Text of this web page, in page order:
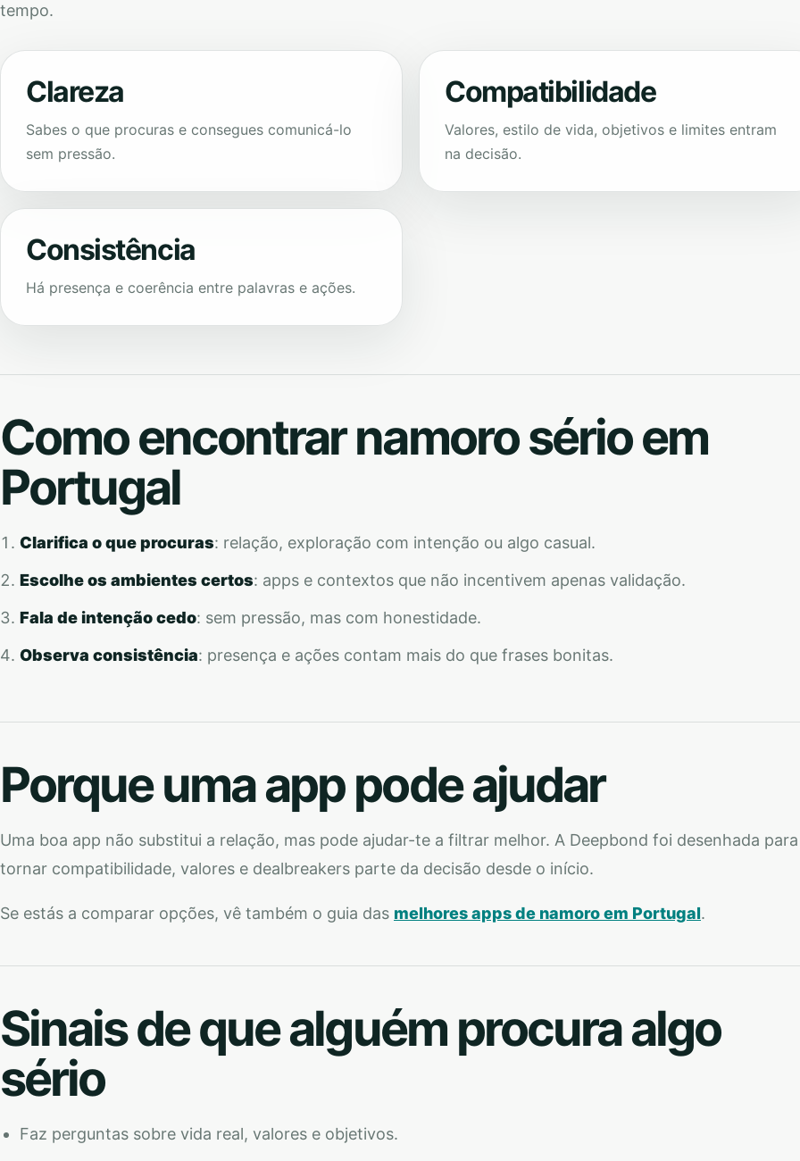
tempo.
Clareza
Sabes o que procuras e consegues comunicá-lo
sem pressão.
Compatibilidade
Valores, estilo de vida, objetivos e limites entram
na decisão.
Consistência
Há presença e coerência entre palavras e ações.
Como encontrar namoro sério em
Portugal
Clarifica o que procuras: relação, exploração com intenção ou algo casual.
Escolhe os ambientes certos: apps e contextos que não incentivem apenas validação.
Fala de intenção cedo: sem pressão, mas com honestidade.
Observa consistência: presença e ações contam mais do que frases bonitas.
Porque uma app pode ajudar
Uma boa app não substitui a relação, mas pode ajudar-te a filtrar melhor. A Deepbond foi desenhada para
tornar compatibilidade, valores e dealbreakers parte da decisão desde o início.
Se estás a comparar opções, vê também o guia das melhores apps de namoro em Portugal.
Sinais de que alguém procura algo
sério
Faz perguntas sobre vida real, valores e objetivos.